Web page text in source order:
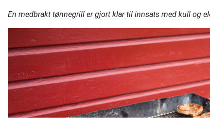
En medbrakt tønnegrill er gjort klar til innsats med kull og